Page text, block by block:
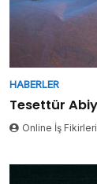
HABERLER
Tesettür
Online İş Fikirleri